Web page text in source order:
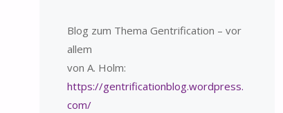
Blog zum Thema Gentrification – vor
allem
von A. Holm:
https://gentrificationblog.wordpress.
com/